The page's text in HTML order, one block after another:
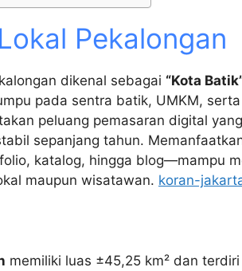
Pekalongan
dikenal sebagai “Kota
pada sentra batik, UMKM,
peluang pemasaran digital
sepanjang tahun.
katalog, hingga blog—mampu
maupun wisatawan. koran-
memiliki luas ±45,25 km² dan